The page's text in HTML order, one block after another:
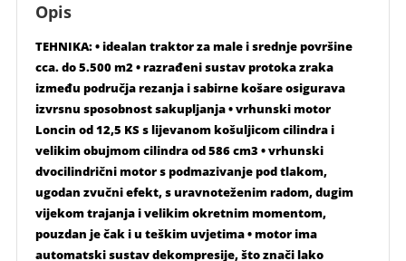
Opis
TEHNIKA: • idealan traktor za male i srednje površine
cca. do 5.500 m2 • razrađeni sustav protoka zraka
između područja rezanja i sabirne košare osigurava
izvrsnu sposobnost sakupljanja • vrhunski motor
Loncin od 12,5 KS s lijevanom košuljicom cilindra i
velikim obujmom cilindra od 586 cm3 • vrhunski
dvocilindrični motor s podmazivanje pod tlakom,
ugodan zvučni efekt, s uravnoteženim radom, dugim
vijekom trajanja i velikim okretnim momentom,
pouzdan je čak i u teškim uvjetima • motor ima
automatski sustav dekompresije, što znači lako